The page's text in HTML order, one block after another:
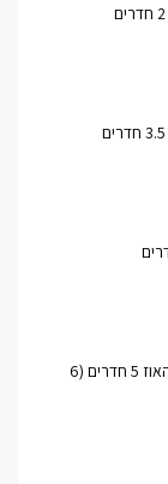
למכירה ברחוב נחל דן מיני פנטהאוז 5 חדרים (6